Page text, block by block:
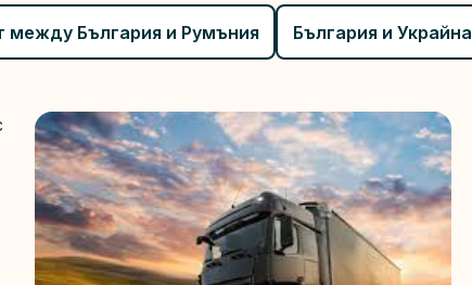
между България и Румъния България и Украйна